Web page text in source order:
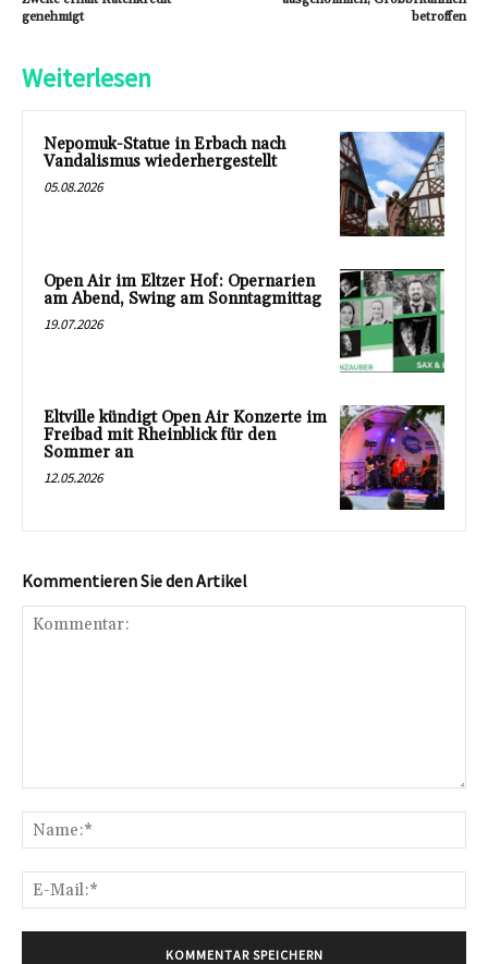
genehmigt
betroffen
Weiterlesen
Nepomuk-Statue in Erbach nach
Vandalismus wiederhergestellt
05.08.2026
Open Air im Eltzer Hof: Opernarien
am Abend, Swing am Sonntagmittag
19.07.2026
Eltville kündigt Open Air Konzerte im
Freibad mit Rheinblick für den
Sommer an
12.05.2026
Kommentieren Sie den Artikel